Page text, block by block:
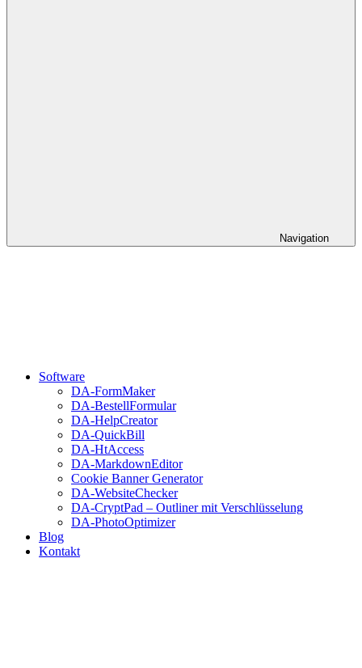
Navigation
Software
DA-FormMaker
DA-BestellFormular
DA-HelpCreator
DA-QuickBill
DA-HtAccess
DA-MarkdownEditor
Cookie Banner Generator
DA-WebsiteChecker
DA-CryptPad – Outliner mit Verschlüsselung
DA-PhotoOptimizer
Blog
Kontakt